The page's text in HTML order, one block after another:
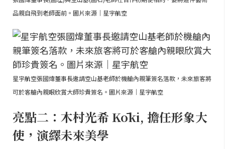
品親自飛到老師面前。圖片來源｜星宇航空
星宇航空張國煒董事長邀請空山基老師於機艙內親筆簽名落款，未來旅客將
可於客艙內親眼欣賞大師珍貴簽名。圖片來源｜星宇航空
亮點二：木村光希 Kōki, 擔任形象大
使，演繹未來美學